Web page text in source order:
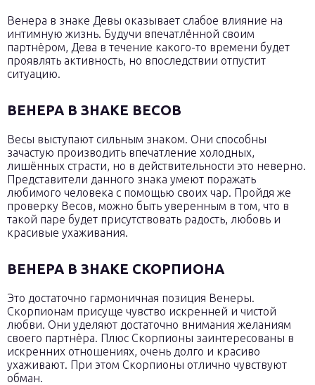
Венера в знаке Девы оказывает слабое влияние на
интимную жизнь. Будучи впечатлённой своим
партнёром, Дева в течение какого-то времени будет
проявлять активность, но впоследствии отпустит
ситуацию.
ВЕНЕРА В ЗНАКЕ ВЕСОВ
Весы выступают сильным знаком. Они способны
зачастую производить впечатление холодных,
лишённых страсти, но в действительности это неверно.
Представители данного знака умеют поражать
любимого человека с помощью своих чар. Пройдя же
проверку Весов, можно быть уверенным в том, что в
такой паре будет присутствовать радость, любовь и
красивые ухаживания.
ВЕНЕРА В ЗНАКЕ СКОРПИОНА
Это достаточно гармоничная позиция Венеры.
Скорпионам присуще чувство искренней и чистой
любви. Они уделяют достаточно внимания желаниям
своего партнёра. Плюс Скорпионы заинтересованы в
искренних отношениях, очень долго и красиво
ухаживают. При этом Скорпионы отлично чувствуют
обман.